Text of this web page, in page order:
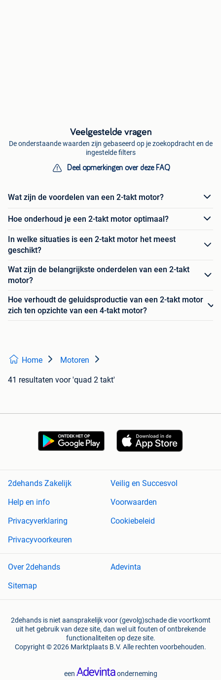
Veelgestelde vragen
De onderstaande waarden zijn gebaseerd op je zoekopdracht en de
ingestelde filters
Deel opmerkingen over deze FAQ
Wat zijn de voordelen van een 2-takt motor?
Hoe onderhoud je een 2-takt motor optimaal?
In welke situaties is een 2-takt motor het meest
geschikt?
Wat zijn de belangrijkste onderdelen van een 2-takt
motor?
Hoe verhoudt de geluidsproductie van een 2-takt motor
zich ten opzichte van een 4-takt motor?
Home Motoren
41 resultaten voor 'quad 2 takt'
2dehands Zakelijk
Veilig en Succesvol
Help en info
Voorwaarden
Privacyverklaring
Cookiebeleid
Privacyvoorkeuren
Over 2dehands
Adevinta
Sitemap
2dehands is niet aansprakelijk voor (gevolg)schade die voortkomt
uit het gebruik van deze site, dan wel uit fouten of ontbrekende
functionaliteiten op deze site.
Copyright © 2026 Marktplaats B.V. Alle rechten voorbehouden.
een onderneming